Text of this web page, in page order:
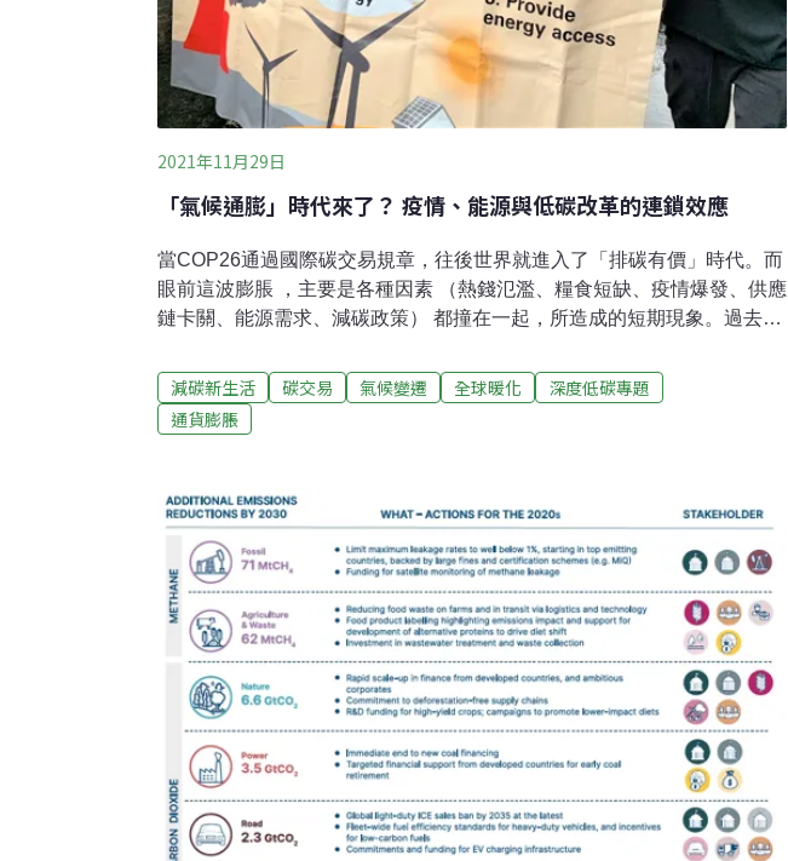
2021年11月29日
「氣候通膨」時代來了？ 疫情、能源與低碳改革的連鎖效應
當COP26通過國際碳交易規章，往後世界就進入了「排碳有價」時代。而
眼前這波膨脹 ，主要是各種因素 （熱錢氾濫、糧食短缺、疫情爆發、供應
鏈卡關、能源需求、減碳政策） 都撞在一起，所造成的短期現象。過去，
在情況已截然不同。從泡麵、餐廳、連鎖店、到進口車，最近不約而同地
宣布漲價，企業也不斷哀號缺工、缺料、缺船，背後因素，竟跟氣候變遷
有關，這是怎麼一回事？話說從頭，這波通膨的遠因，可從2008年金融海
寬鬆」政策，吸引不少國家跟進，導致大量熱錢湧入市場，給了物價翻漲
的良好水位。極端氣候衝擊農業 疫情更重創人力及供應鏈接著上場的，是
影響全世界的新冠疫情。爆發兩年來，疫情不僅重創全球經濟，更迫使各
國推出各種復甦與振興方案，無論是基礎建設、社會福利、產業補貼等措
施，使更多資金流
減碳新生活 碳交易 氣候變遷 全球暖化
深度低碳專題
通貨膨脹